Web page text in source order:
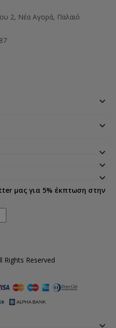
2, Νέα Αγορά, Παλαιό
keyboard_arrow_down
keyboard_arrow_down
keyboard_arrow_down
keyboard_arrow_down
keyboard_arrow_down
μας για 5% έκπτωση στην
Rights Reserved